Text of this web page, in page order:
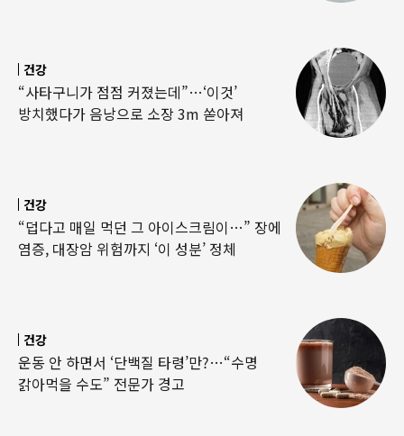
건강
“사타구니가 점점 커졌는데”…‘이것’
방치했다가 음낭으로 소장 3m 쏟아져
건강
“덥다고 매일 먹던 그 아이스크림이…” 장에
염증, 대장암 위험까지 ‘이 성분’ 정체
건강
운동 안 하면서 ‘단백질 타령’만?…“수명
갉아먹을 수도” 전문가 경고